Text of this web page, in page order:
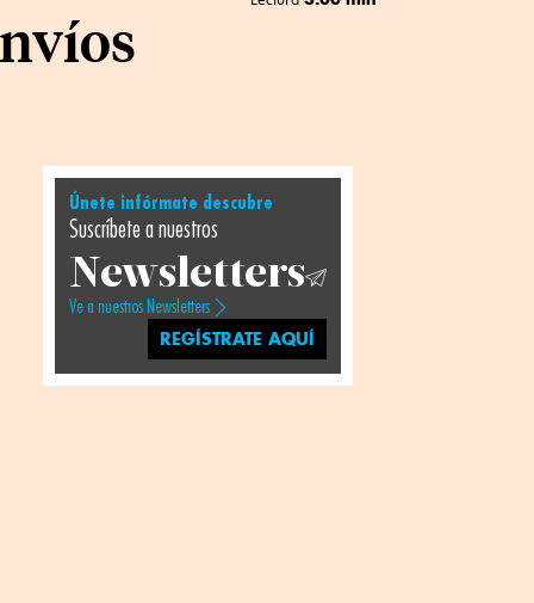
Únete infórmate descubre
Suscríbete a nuestros
Newsletters
Ve a nuestros Newsletters
REGÍSTRATE AQUÍ